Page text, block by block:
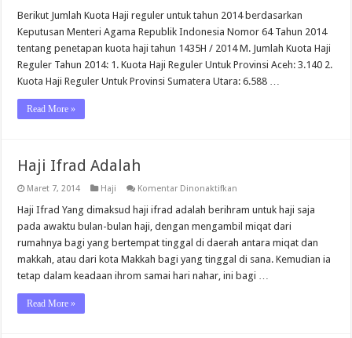
Haji
2014
Berikut Jumlah Kuota Haji reguler untuk tahun 2014 berdasarkan
Keputusan Menteri Agama Republik Indonesia Nomor 64 Tahun 2014
tentang penetapan kuota haji tahun 1435H / 2014 M. Jumlah Kuota Haji
Reguler Tahun 2014: 1. Kuota Haji Reguler Untuk Provinsi Aceh: 3.140 2.
Kuota Haji Reguler Untuk Provinsi Sumatera Utara: 6.588 …
Read More »
Haji Ifrad Adalah
Maret 7, 2014 Haji Komentar Dinonaktifkan
Ifrad
Haji Ifrad Yang dimaksud haji ifrad adalah berihram untuk haji saja
pada awaktu bulan-bulan haji, dengan mengambil miqat dari
rumahnya bagi yang bertempat tinggal di daerah antara miqat dan
makkah, atau dari kota Makkah bagi yang tinggal di sana. Kemudian ia
tetap dalam keadaan ihrom samai hari nahar, ini bagi …
Read More »